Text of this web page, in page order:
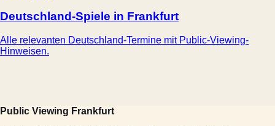
Deutschland-Spiele in Frankfurt
Alle relevanten Deutschland-Termine mit Public-Viewing-
Hinweisen.
Public Viewing Frankfurt